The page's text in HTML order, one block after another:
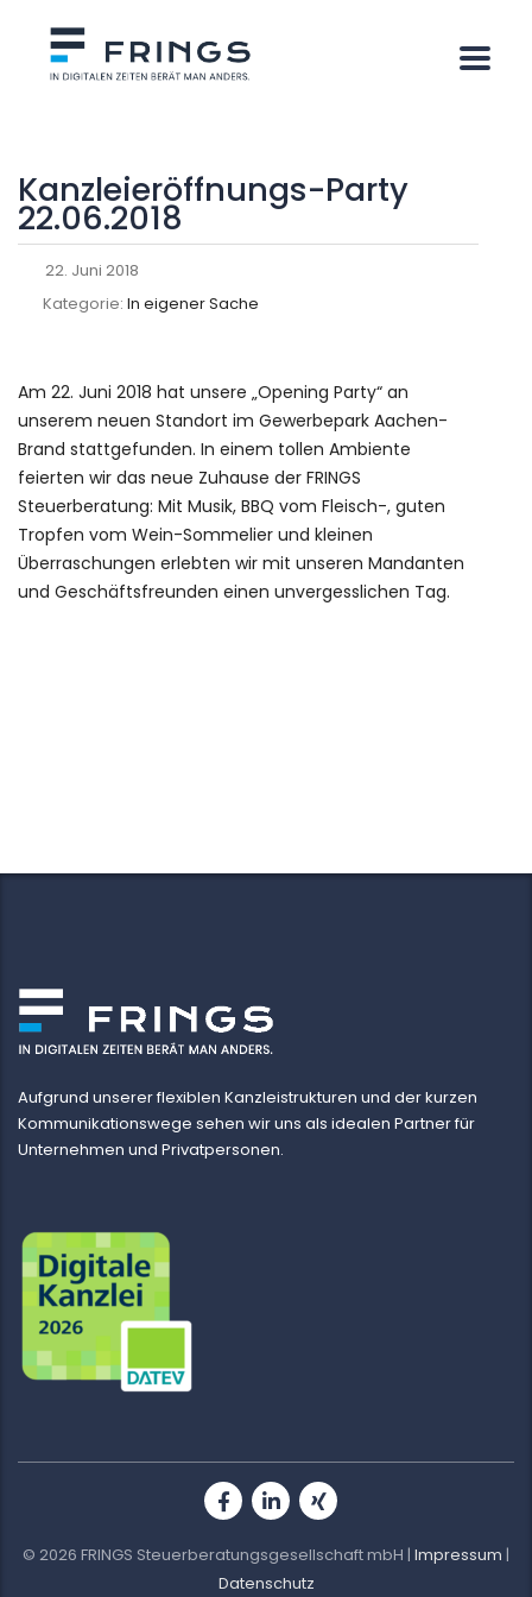
Kanzleieröffnungs-Party
22.06.2018
22. Juni 2018
Kategorie: In eigener Sache
Am 22. Juni 2018 hat unsere „Opening Party“ an
unserem neuen Standort im Gewerbepark Aachen-
Brand stattgefunden. In einem tollen Ambiente
feierten wir das neue Zuhause der FRINGS
Steuerberatung: Mit Musik, BBQ vom Fleisch-, guten
Tropfen vom Wein-Sommelier und kleinen
Überraschungen erlebten wir mit unseren Mandanten
und Geschäftsfreunden einen unvergesslichen Tag.
Aufgrund unserer flexiblen Kanzleistrukturen und der kurzen
Kommunikationswege sehen wir uns als idealen Partner für
Unternehmen und Privatpersonen.
© 2026 FRINGS Steuerberatungsgesellschaft mbH | Impressum |
Datenschutz